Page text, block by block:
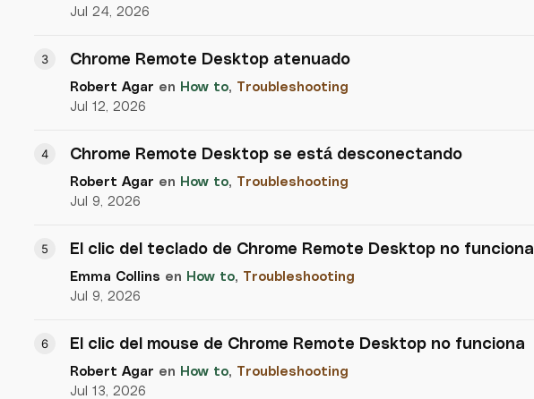
Jul 24, 2026
Chrome Remote Desktop atenuado
Robert Agar en How to, Troubleshooting
Jul 12, 2026
Chrome Remote Desktop se está desconectando
Robert Agar en How to, Troubleshooting
Jul 9, 2026
El clic del teclado de Chrome Remote Desktop no funciona
Emma Collins en How to, Troubleshooting
Jul 9, 2026
El clic del mouse de Chrome Remote Desktop no funciona
Robert Agar en How to, Troubleshooting
Jul 13, 2026